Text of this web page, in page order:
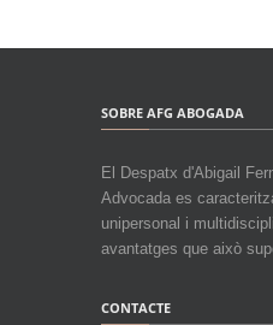
SOBRE AFG ABOGADA
El Despatx d'Abigail
Advocada es
unipersonal i
avantatges que això
CONTACTE